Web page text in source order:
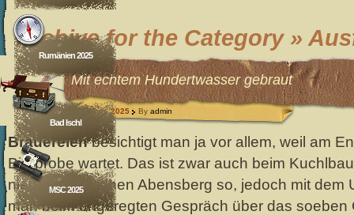
Rumänien 2025
Bad Ischl
MSC 2025
Archive for the Category »
Mit echtem Hundertwasser gebraut
30 Aug. 2025 By admin
Brauereienbesichtigt man ja vor allem, weil am
Bierprobe wartet. Das ist zwar auch beim
niederbayerischen Abensberg so, jedoch mit dem
man beim angeregten Gespräch über das soeben